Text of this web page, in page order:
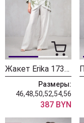
Жакет Erika 1739-3 зеленый
Размеры:
46,48,50,52,54,56
387 BYN